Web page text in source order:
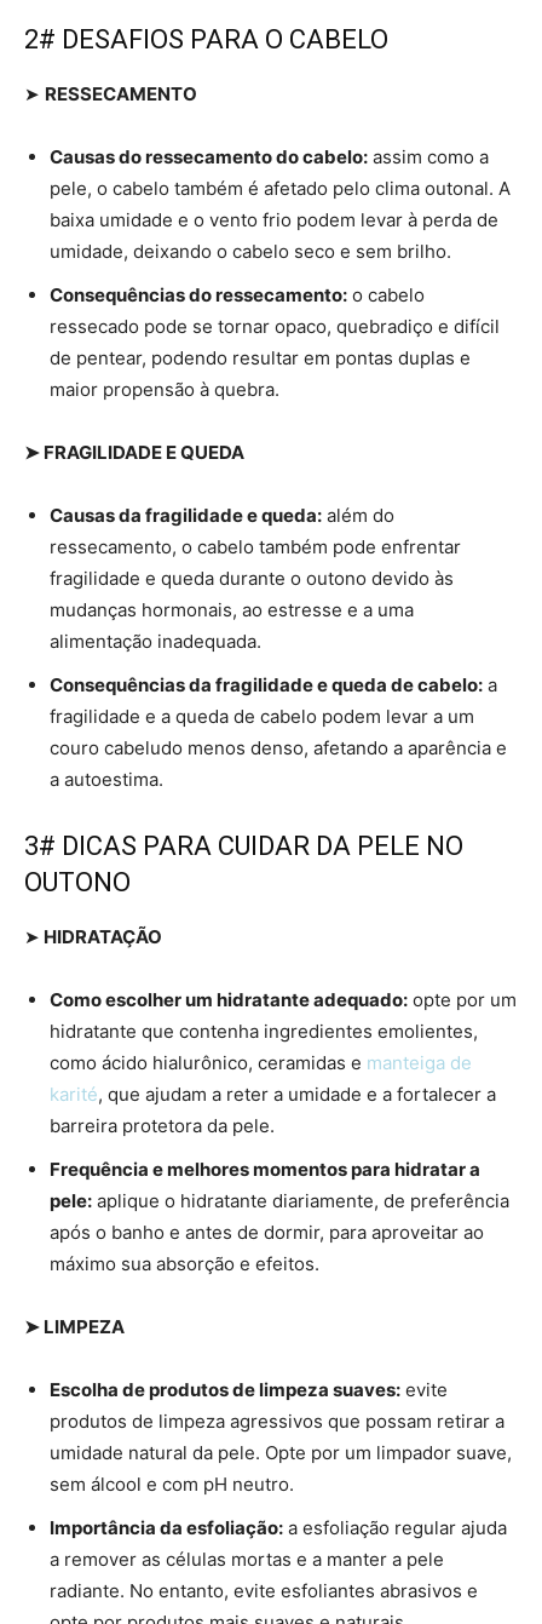
2# DESAFIOS PARA O CABELO
➤ RESSECAMENTO
Causas do ressecamento do cabelo: assim como a
pele, o cabelo também é afetado pelo clima outonal. A
baixa umidade e o vento frio podem levar à perda de
umidade, deixando o cabelo seco e sem brilho.
Consequências do ressecamento: o cabelo
ressecado pode se tornar opaco, quebradiço e difícil
de pentear, podendo resultar em pontas duplas e
maior propensão à quebra.
➤ FRAGILIDADE E QUEDA
Causas da fragilidade e queda: além do
ressecamento, o cabelo também pode enfrentar
fragilidade e queda durante o outono devido às
mudanças hormonais, ao estresse e a uma
alimentação inadequada.
Consequências da fragilidade e queda de cabelo: a
fragilidade e a queda de cabelo podem levar a um
couro cabeludo menos denso, afetando a aparência e
a autoestima.
3# DICAS PARA CUIDAR DA PELE NO
OUTONO
➤ HIDRATAÇÃO
Como escolher um hidratante adequado: opte por um
hidratante que contenha ingredientes emolientes,
como ácido hialurônico, ceramidas e manteiga de
karité, que ajudam a reter a umidade e a fortalecer a
barreira protetora da pele.
Frequência e melhores momentos para hidratar a
pele: aplique o hidratante diariamente, de preferência
após o banho e antes de dormir, para aproveitar ao
máximo sua absorção e efeitos.
➤ LIMPEZA
Escolha de produtos de limpeza suaves: evite
produtos de limpeza agressivos que possam retirar a
umidade natural da pele. Opte por um limpador suave,
sem álcool e com pH neutro.
Importância da esfoliação: a esfoliação regular ajuda
a remover as células mortas e a manter a pele
radiante. No entanto, evite esfoliantes abrasivos e